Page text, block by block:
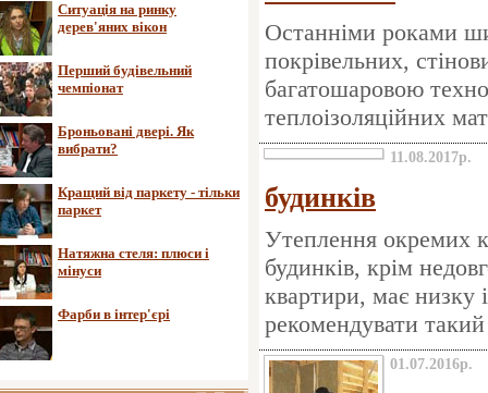
Ситуація на ринку
дерев'яних вікон
Перший будівельний
чемпіонат
Броньовані двері. Як
вибрати?
Кращий від паркету - тільки
паркет
Натяжна стеля: плюси і
мінуси
Фарби в інтер'єрі
Останніми роками
покрівельних,
багатошаровою
теплоізоляційних
11.08.2017р.
будинків
Утеплення окремих
будинків, крім
квартири, має низку
рекомендувати
01.07.2016р.